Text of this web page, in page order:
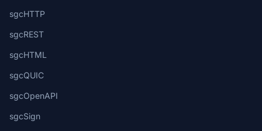
sgcHTTP
sgcREST
sgcHTML
sgcQUIC
sgcOpenAPI
sgcSign